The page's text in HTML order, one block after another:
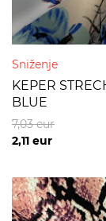
Sniženje
KEPER
BLUE
2,11 eur
7,03eur